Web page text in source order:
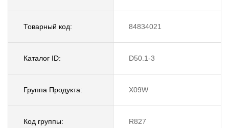
Товарный код: 84834021
Каталог ID: D50.1-3
Группа Продукта: X09W
Код группы: R827